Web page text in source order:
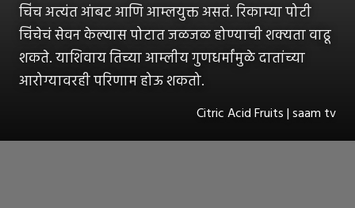
चिंच अत्यंत आंबट आणि आम्लयुक्त असतं. रिकाम्या पोटी
चिंचेचं सेवन केल्यास पोटात जळजळ होण्याची शक्यता वाढू
शकते. याशिवाय तिच्या आम्लीय गुणधर्मांमुळे दातांच्या
आरोग्यावरही परिणाम होऊ शकतो.
Citric Acid Fruits | saam tv